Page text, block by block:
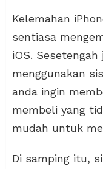
Kelemahan
sentiasa
iOS.
menggunakan
anda ingin
membeli yang
mudah untuk
Di samping itu,